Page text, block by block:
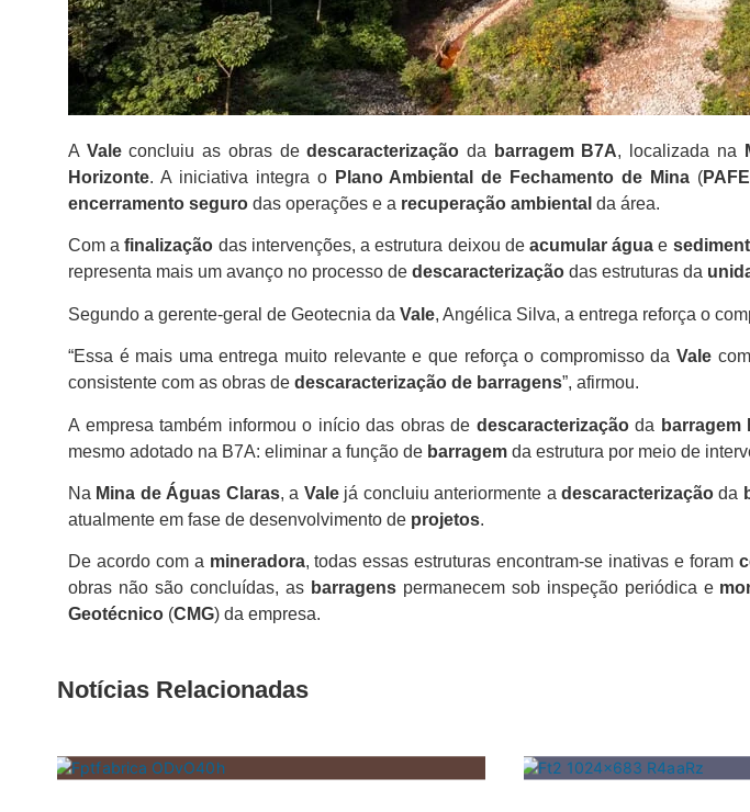
A Valeconcluiu as obras dedescaracterização da barragem B7A, localizada na
Horizonte. A iniciativa integra oPlano Ambiental de Fechamento de Mina (
encerramento seguro das operações e a recuperação ambiental da área.
Com a finalização das intervenções, a estrutura deixou de acumular água e
representa mais um avanço no processo de descaracterização das estruturas da
Segundo a gerente-geral de Geotecnia da Vale, Angélica Silva, a entrega reforça o
“Essa é mais uma entrega muito relevante e que reforça o compromisso da Vale
consistente com as obras de descaracterização de barragens”, afirmou.
A empresa também informou o início das obras de descaracterizaçãoda barragem
mesmo adotado na B7A: eliminar a função de barragem da estrutura por meio de
Na Mina de Águas Claras, a Valejá concluiu anteriormente a descaracterizaçãoda
atualmente em fase de desenvolvimento de projetos.
De acordo com a mineradora, todas essas estruturas encontram-se inativas e foram
obras não são concluídas, as barragenspermanecem sob inspeção periódica e
Geotécnico (CMG) da empresa.
Notícias Relacionadas